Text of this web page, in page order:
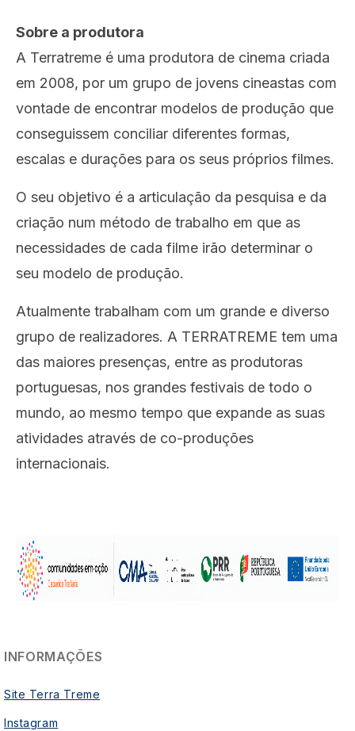
Sobre a produtora
A Terratreme é uma produtora de cinema criada
em 2008, por um grupo de jovens cineastas com
vontade de encontrar modelos de produção que
conseguissem conciliar diferentes formas,
escalas e durações para os seus próprios filmes.
O seu objetivo é a articulação da pesquisa e da
criação num método de trabalho em que as
necessidades de cada filme irão determinar o
seu modelo de produção.
Atualmente trabalham com um grande e diverso
grupo de realizadores. A TERRATREME tem uma
das maiores presenças, entre as produtoras
portuguesas, nos grandes festivais de todo o
mundo, ao mesmo tempo que expande as suas
atividades através de co-produções
internacionais.
INFORMAÇÕES
Site Terra Treme
Instagram